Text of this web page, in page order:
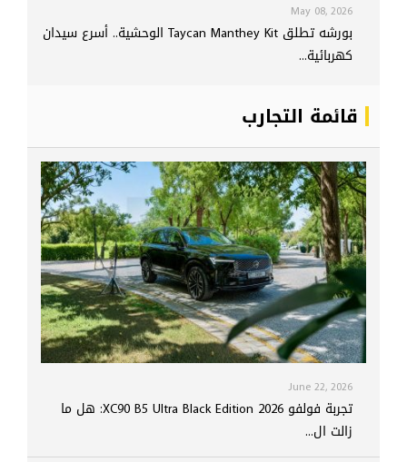
May 08, 2026
بورشه تطلق Taycan Manthey Kit الوحشية.. أسرع سيدان
كهربائية...
قائمة التجارب
June 22, 2026
تجربة فولفو XC90 B5 Ultra Black Edition 2026: هل ما
زالت ال...